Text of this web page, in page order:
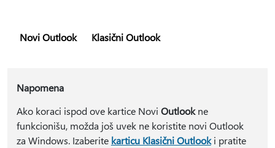
Novi Outlook Klasični Outlook
Napomena
Ako koraci ispod ove kartice Novi Outlookne
funkcionišu, možda još uvek ne koristite novi Outlook
za Windows. Izaberite karticu Klasični Outlooki pratite